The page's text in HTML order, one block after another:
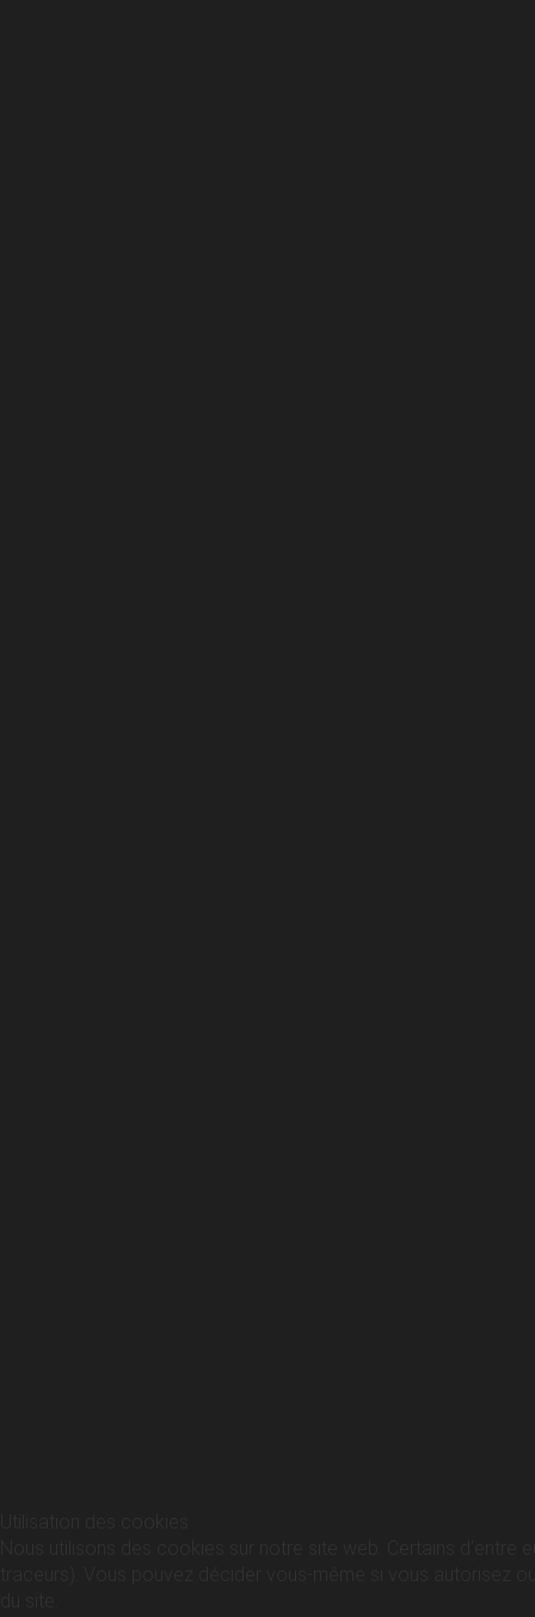
Nous utilisons des cookies sur notre site web. Certains
traceurs). Vous pouvez décider vous-même si vous autorisez